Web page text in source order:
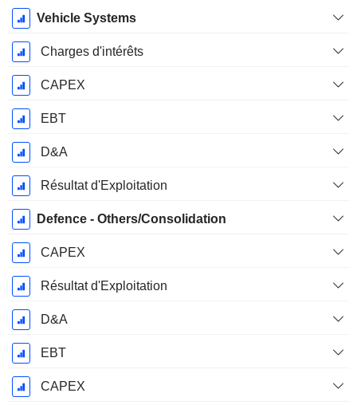
Décembre
Vehicle Systems
Charges d'intérêts
CAPEX
EBT
D&A
Résultat d'Exploitation
Defence - Others/Consolidation
CAPEX
Résultat d'Exploitation
D&A
EBT
CAPEX